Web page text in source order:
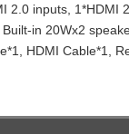
2.0 inputs, 1*HDMI
in 20Wx2
HDMI Cable*1,